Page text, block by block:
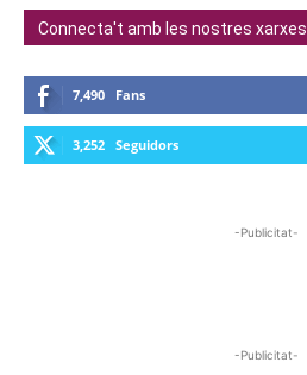
Connecta't amb les nostres xarxes
7,490 Fans
3,252 Seguidors
-Publicitat-
-Publicitat-